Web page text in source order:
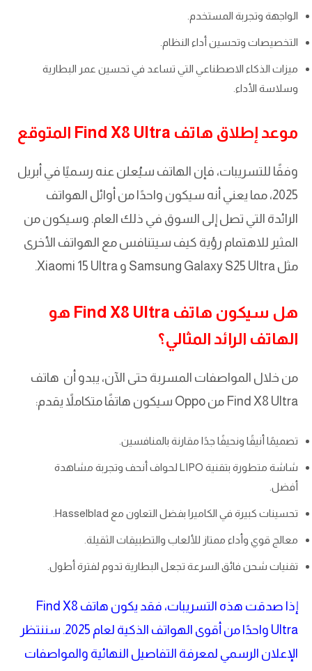
الواجهة وتجربة المستخدم.
التخصيصات وتحسين أداء النظام.
ميزات الذكاء الاصطناعي التي تساعد في تحسين عمر البطارية
وسلاسة الأداء.
موعد إطلاق هاتف Find X8 Ultra المتوقع
وفقًا للتسريبات، فإن الهاتف سيُعلن عنه رسميًا في أبريل
2025، مما يعني أنه سيكون واحدًا من أوائل الهواتف
الرائدة التي تصل إلى السوق في ذلك العام. وسيكون من
المثير للاهتمام رؤية كيف سيتنافس مع الهواتف الأخرى
مثل Samsung Galaxy S25 Ultra و Xiaomi 15 Ultra.
هل سيكون هاتف Find X8 Ultra هو
الهاتف الرائد المثالي؟
من خلال المواصفات المسربة حتى الآن، يبدو أن هاتف
Find X8 Ultra من Oppo سيكون هاتفًا متكاملاً يقدم:
تصميمًا أنيقًا ونحيفًا جدًا مقارنة بالمنافسين.
شاشة متطورة بتقنية LIPO لحواف أنحف وتجربة مشاهدة
أفضل.
تحسينات كبيرة في الكاميرا بفضل التعاون مع Hasselblad.
معالج قوي وأداء ممتاز للألعاب والتطبيقات الثقيلة.
تقنيات شحن فائق السرعة تجعل البطارية تدوم لفترة أطول.
إذا صدقت هذه التسريبات، فقد يكون هاتف Find X8
Ultra واحدًا من أقوى الهواتف الذكية لعام 2025. سننتظر
الإعلان الرسمي لمعرفة التفاصيل النهائية والمواصفات